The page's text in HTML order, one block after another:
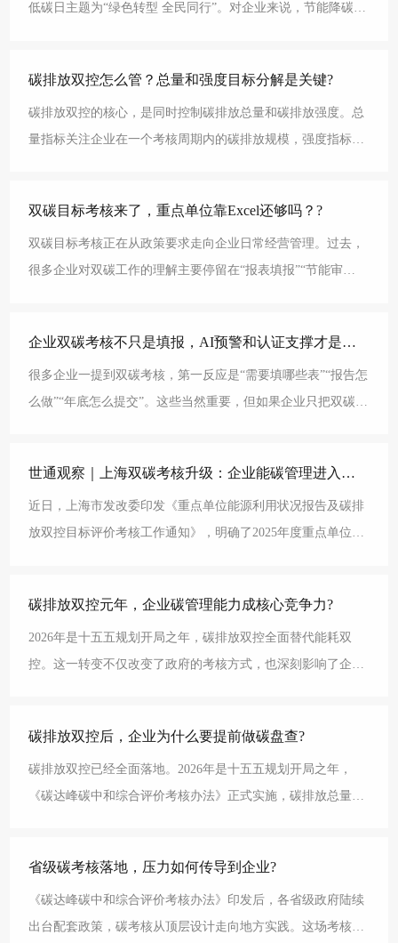
低碳日主题为“绿色转型 全民同行”。对企业来说，节能降碳不
碳排放双控怎么管？总量和强度目标分解是关键?
碳排放双控的核心，是同时控制碳排放总量和碳排放强度。总
量指标关注企业在一个考核周期内的碳排放规模，强度指标关
双碳目标考核来了，重点单位靠Excel还够吗？?
双碳目标考核正在从政策要求走向企业日常经营管理。过去，
很多企业对双碳工作的理解主要停留在“报表填报”“节能审
企业双碳考核不只是填报，AI预警和认证支撑才是闭环?
很多企业一提到双碳考核，第一反应是“需要填哪些表”“报告怎
么做”“年底怎么提交”。这些当然重要，但如果企业只把双碳考
世通观察｜上海双碳考核升级：企业能碳管理进入体系化建设新阶段?
近日，上海市发改委印发《重点单位能源利用状况报告及碳排
放双控目标评价考核工作通知》，明确了2025年度重点单位能
碳排放双控元年，企业碳管理能力成核心竞争力?
2026年是十五五规划开局之年，碳排放双控全面替代能耗双
控。这一转变不仅改变了政府的考核方式，也深刻影响了企业
碳排放双控后，企业为什么要提前做碳盘查?
碳排放双控已经全面落地。2026年是十五五规划开局之年，
《碳达峰碳中和综合评价考核办法》正式实施，碳排放总量和
省级碳考核落地，压力如何传导到企业?
《碳达峰碳中和综合评价考核办法》印发后，各省级政府陆续
出台配套政策，碳考核从顶层设计走向地方实践。这场考核实